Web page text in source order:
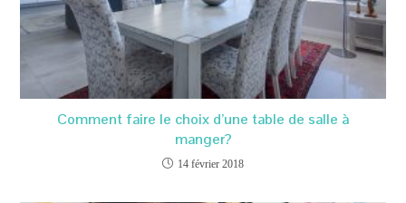
Comment faire le choix d’une table de salle à
manger?
14 février 2018